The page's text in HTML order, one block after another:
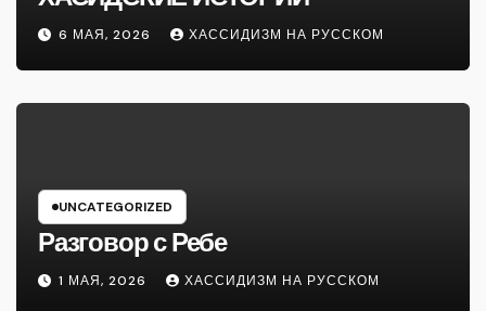
6 МАЯ, 2026 ХАССИДИЗМ НА РУССКОМ
UNCATEGORIZED
Разговор с Ребе
1 МАЯ, 2026 ХАССИДИЗМ НА РУССКОМ